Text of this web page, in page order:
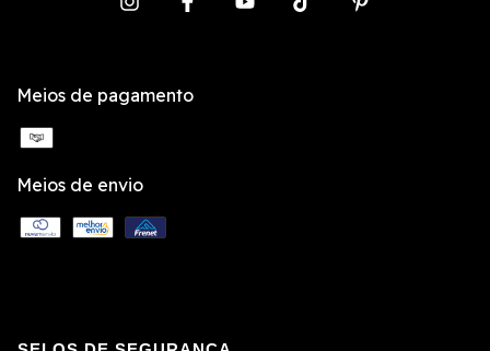
Meios de pagamento
Meios de envio